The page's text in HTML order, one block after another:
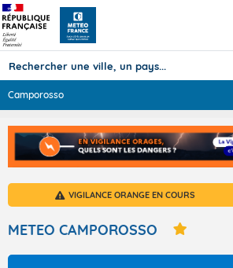
Prévisions
TOUS LES RÉSULTATS
Articles
Camporosso
VIGILANCE ORANGE EN COURS
METEO CAMPOROSSO